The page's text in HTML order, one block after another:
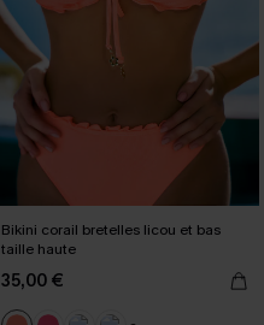
Bikini corail bretelles licou et bas
taille haute
35,00 €